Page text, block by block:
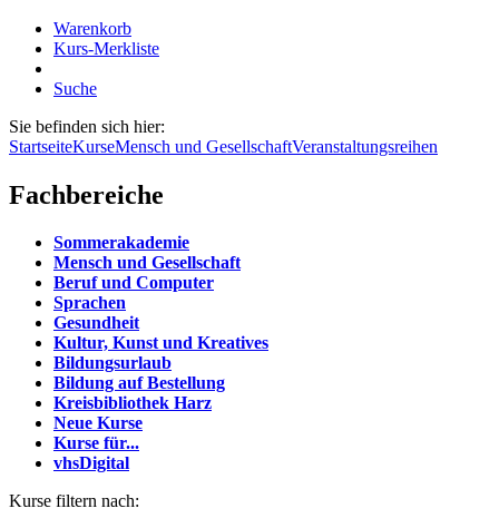
Warenkorb
Kurs-Merkliste
Suche
Sie befinden sich hier:
StartseiteKurseMensch und GesellschaftVeranstaltungsreihen
Fachbereiche
Sommerakademie
Mensch und Gesellschaft
Beruf und Computer
Sprachen
Gesundheit
Kultur, Kunst und Kreatives
Bildungsurlaub
Bildung auf Bestellung
Kreisbibliothek Harz
Neue Kurse
Kurse für...
vhsDigital
Kurse filtern nach: